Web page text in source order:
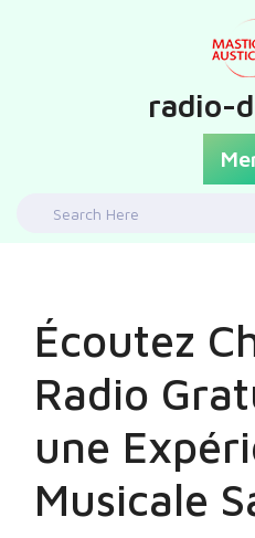
radio-
Search
Écoutez
Radio
une
Musicale